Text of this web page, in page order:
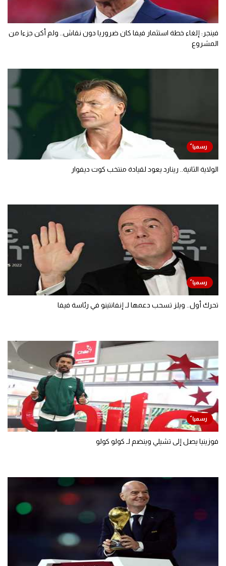
فينجر: إلغاء خطة استثمار فيفا كان ضروريا دون نقاش.. ولم أكن جزءا من
المشروع
الولاية الثانية.. رينارد يعود لقيادة منتخب كوت ديفوار
تحرك أول.. ويلز تسحب دعمها لـ إنفانتينو في رئاسة فيفا
فوزينيا يصل إلى تشيلي وينضم لـ كولو كولو